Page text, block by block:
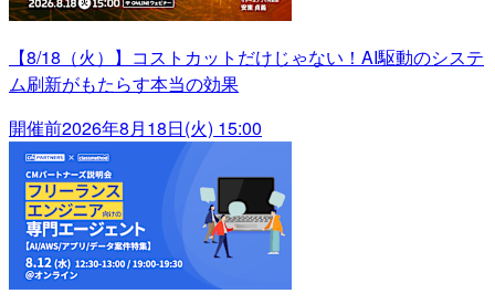
【8/18（火）】コストカットだけじゃない！AI駆動のシステ
ム刷新がもたらす本当の効果
開催前2026年8月18日(火) 15:00